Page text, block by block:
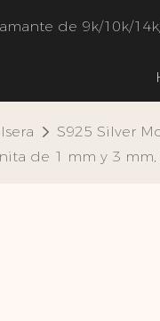
de 9k/10k/
S925 Silver
de 1 mm y 3